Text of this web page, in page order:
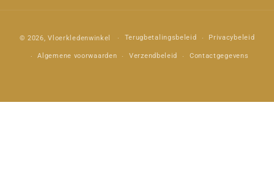
© 2026,Vloerkledenwinkel Terugbetalingsbeleid Privacybeleid
Algemene voorwaarden Verzendbeleid Contactgegevens